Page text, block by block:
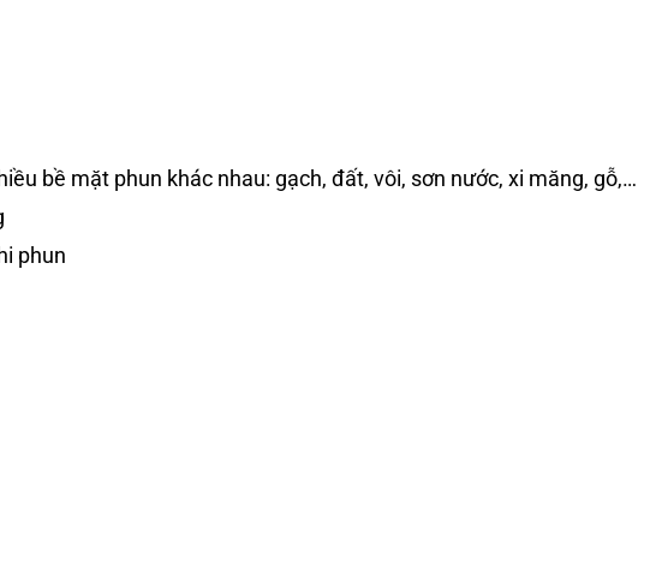
bề mặt phun khác nhau: gạch, đất, vôi, sơn nước, xi măng, gỗ,…
phun